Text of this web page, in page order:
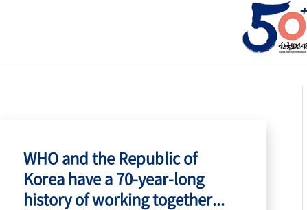
WHO and the Republic of
Korea have a 70-year-long
history of working together...